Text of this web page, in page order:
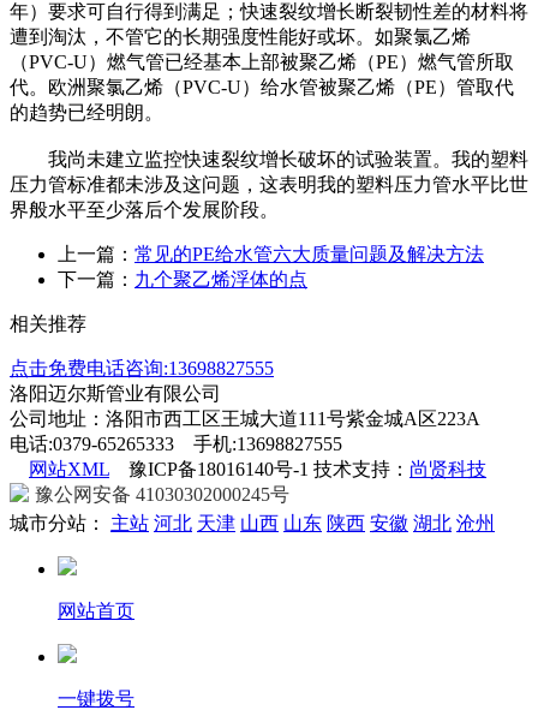
年）要求可自行得到满足；快速裂纹增长断裂韧性差的材料将
遭到淘汰，不管它的长期强度性能好或坏。如聚氯乙烯
（PVC-U）燃气管已经基本上部被聚乙烯（PE）燃气管所取
代。欧洲聚氯乙烯（PVC-U）给水管被聚乙烯（PE）管取代
的趋势已经明朗。
我尚未建立监控快速裂纹增长破坏的试验装置。我的塑料
压力管标准都未涉及这问题，这表明我的塑料压力管水平比世
界般水平至少落后个发展阶段。
上一篇： 常见的PE给水管六大质量问题及解决方法
下一篇： 九个聚乙烯浮体的点
相关推荐
点击免费电话咨询:13698827555
洛阳迈尔斯管业有限公司
公司地址：洛阳市西工区王城大道111号紫金城A区223A
电话:0379-65265333 手机:13698827555
网站XML 豫ICP备18016140号-1 技术支持： 尚贤科技
豫公网安备 41030302000245号
城市分站：
主站 河北 天津 山西 山东 陕西 安徽 湖北 沧州
网站首页
一键拨号